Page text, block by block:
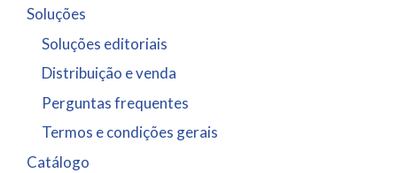
Soluções
Soluções editoriais
Distribuição e venda
Perguntas frequentes
Termos e condições gerais
Catálogo